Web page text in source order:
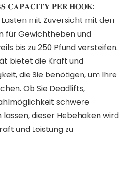
𝐂𝐀𝐏𝐀𝐂𝐈𝐓𝐘 𝐏𝐄𝐑 𝐇𝐎𝐎𝐊:
mit Zuversicht mit den
für Gewichtheben und
bis zu 250 Pfund versteifen.
bietet die Kraft und
die Sie benötigen, um Ihre
Ob Sie Deadlifts,
schwere
dieser Hebehaken wird
und Leistung zu